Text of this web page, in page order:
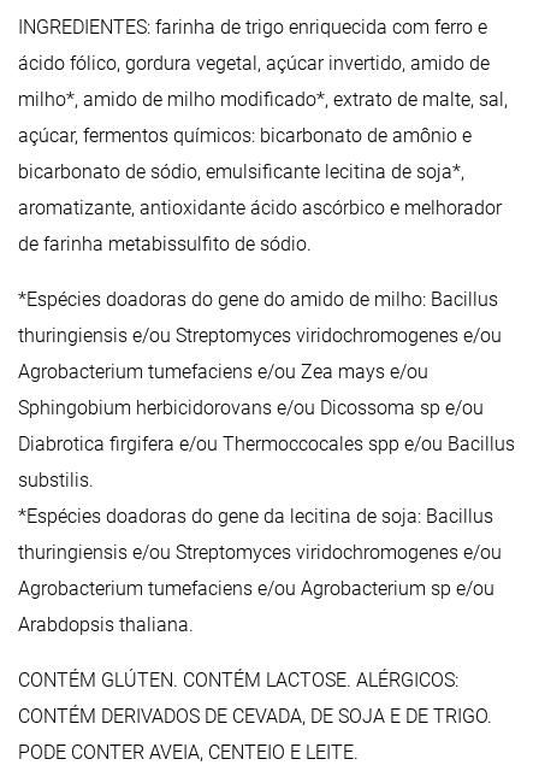
INGREDIENTES: farinha de trigo enriquecida com ferro e
ácido fólico, gordura vegetal, açúcar invertido, amido de
milho*, amido de milho modificado*, extrato de malte, sal,
açúcar, fermentos químicos: bicarbonato de amônio e
bicarbonato de sódio, emulsificante lecitina de soja*,
aromatizante, antioxidante ácido ascórbico e melhorador
de farinha metabissulfito de sódio.
*Espécies doadoras do gene do amido de milho: Bacillus
thuringiensis e/ou Streptomyces viridochromogenes e/ou
Agrobacterium tumefaciens e/ou Zea mays e/ou
Sphingobium herbicidorovans e/ou Dicossoma sp e/ou
Diabrotica firgifera e/ou Thermoccocales spp e/ou Bacillus
substilis.
*Espécies doadoras do gene da lecitina de soja: Bacillus
thuringiensis e/ou Streptomyces viridochromogenes e/ou
Agrobacterium tumefaciens e/ou Agrobacterium sp e/ou
Arabdopsis thaliana.
CONTÉM GLÚTEN. CONTÉM LACTOSE. ALÉRGICOS:
CONTÉM DERIVADOS DE CEVADA, DE SOJA E DE TRIGO.
PODE CONTER AVEIA, CENTEIO E LEITE.